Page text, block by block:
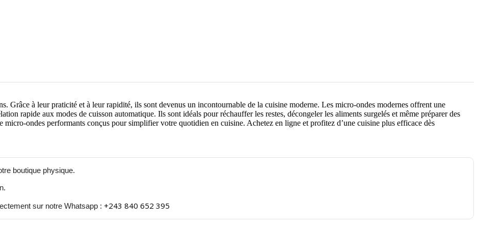
Grâce à leur praticité et à leur rapidité, ils sont devenus un incontournable de la cuisine moderne. Les micro-ondes modernes offrent une
rapide aux modes de cuisson automatique. Ils sont idéals pour réchauffer les restes, décongeler les aliments surgelés et même préparer des
micro-ondes performants conçus pour simplifier votre quotidien en cuisine. Achetez en ligne et profitez d’une cuisine plus efficace dès
boutique physique.
sur notre Whatsapp : +243 840 652 395